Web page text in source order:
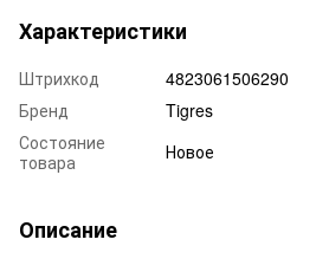
Характеристики
Штрихкод
4823061506290
Бренд
Tigres
Состояние
товара
Новое
Описание